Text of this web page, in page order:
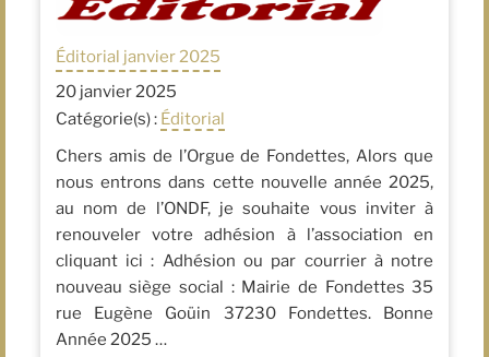
Éditorial janvier 2025
20 janvier 2025
Catégorie(s) : Éditorial
Chers amis de l’Orgue de Fondettes, Alors que
nous entrons dans cette nouvelle année 2025,
au nom de l’ONDF, je souhaite vous inviter à
renouveler votre adhésion à l’association en
cliquant ici : Adhésion ou par courrier à notre
nouveau siège social : Mairie de Fondettes 35
rue Eugène Goüin 37230 Fondettes. Bonne
Année 2025 …